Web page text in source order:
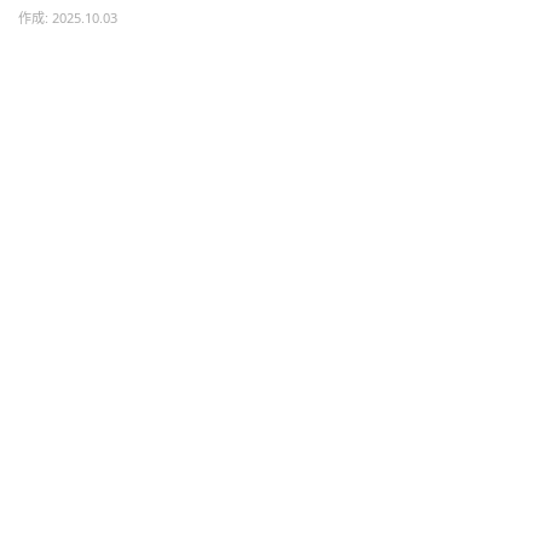
作成: 2025.10.03